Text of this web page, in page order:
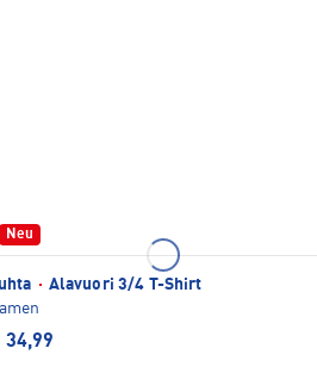
Neu
· Alavuori 3/4 T-Shirt
34,99